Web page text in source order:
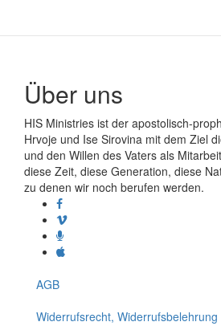
Über uns
HIS Ministries ist der apostolisch-
Hrvoje und Ise Sirovina mit dem Ziel
und den Willen des Vaters als
diese Zeit, diese Generation, diese
zu denen wir noch berufen werden.
AGB
Widerrufsrecht, Widerrufsbelehrung